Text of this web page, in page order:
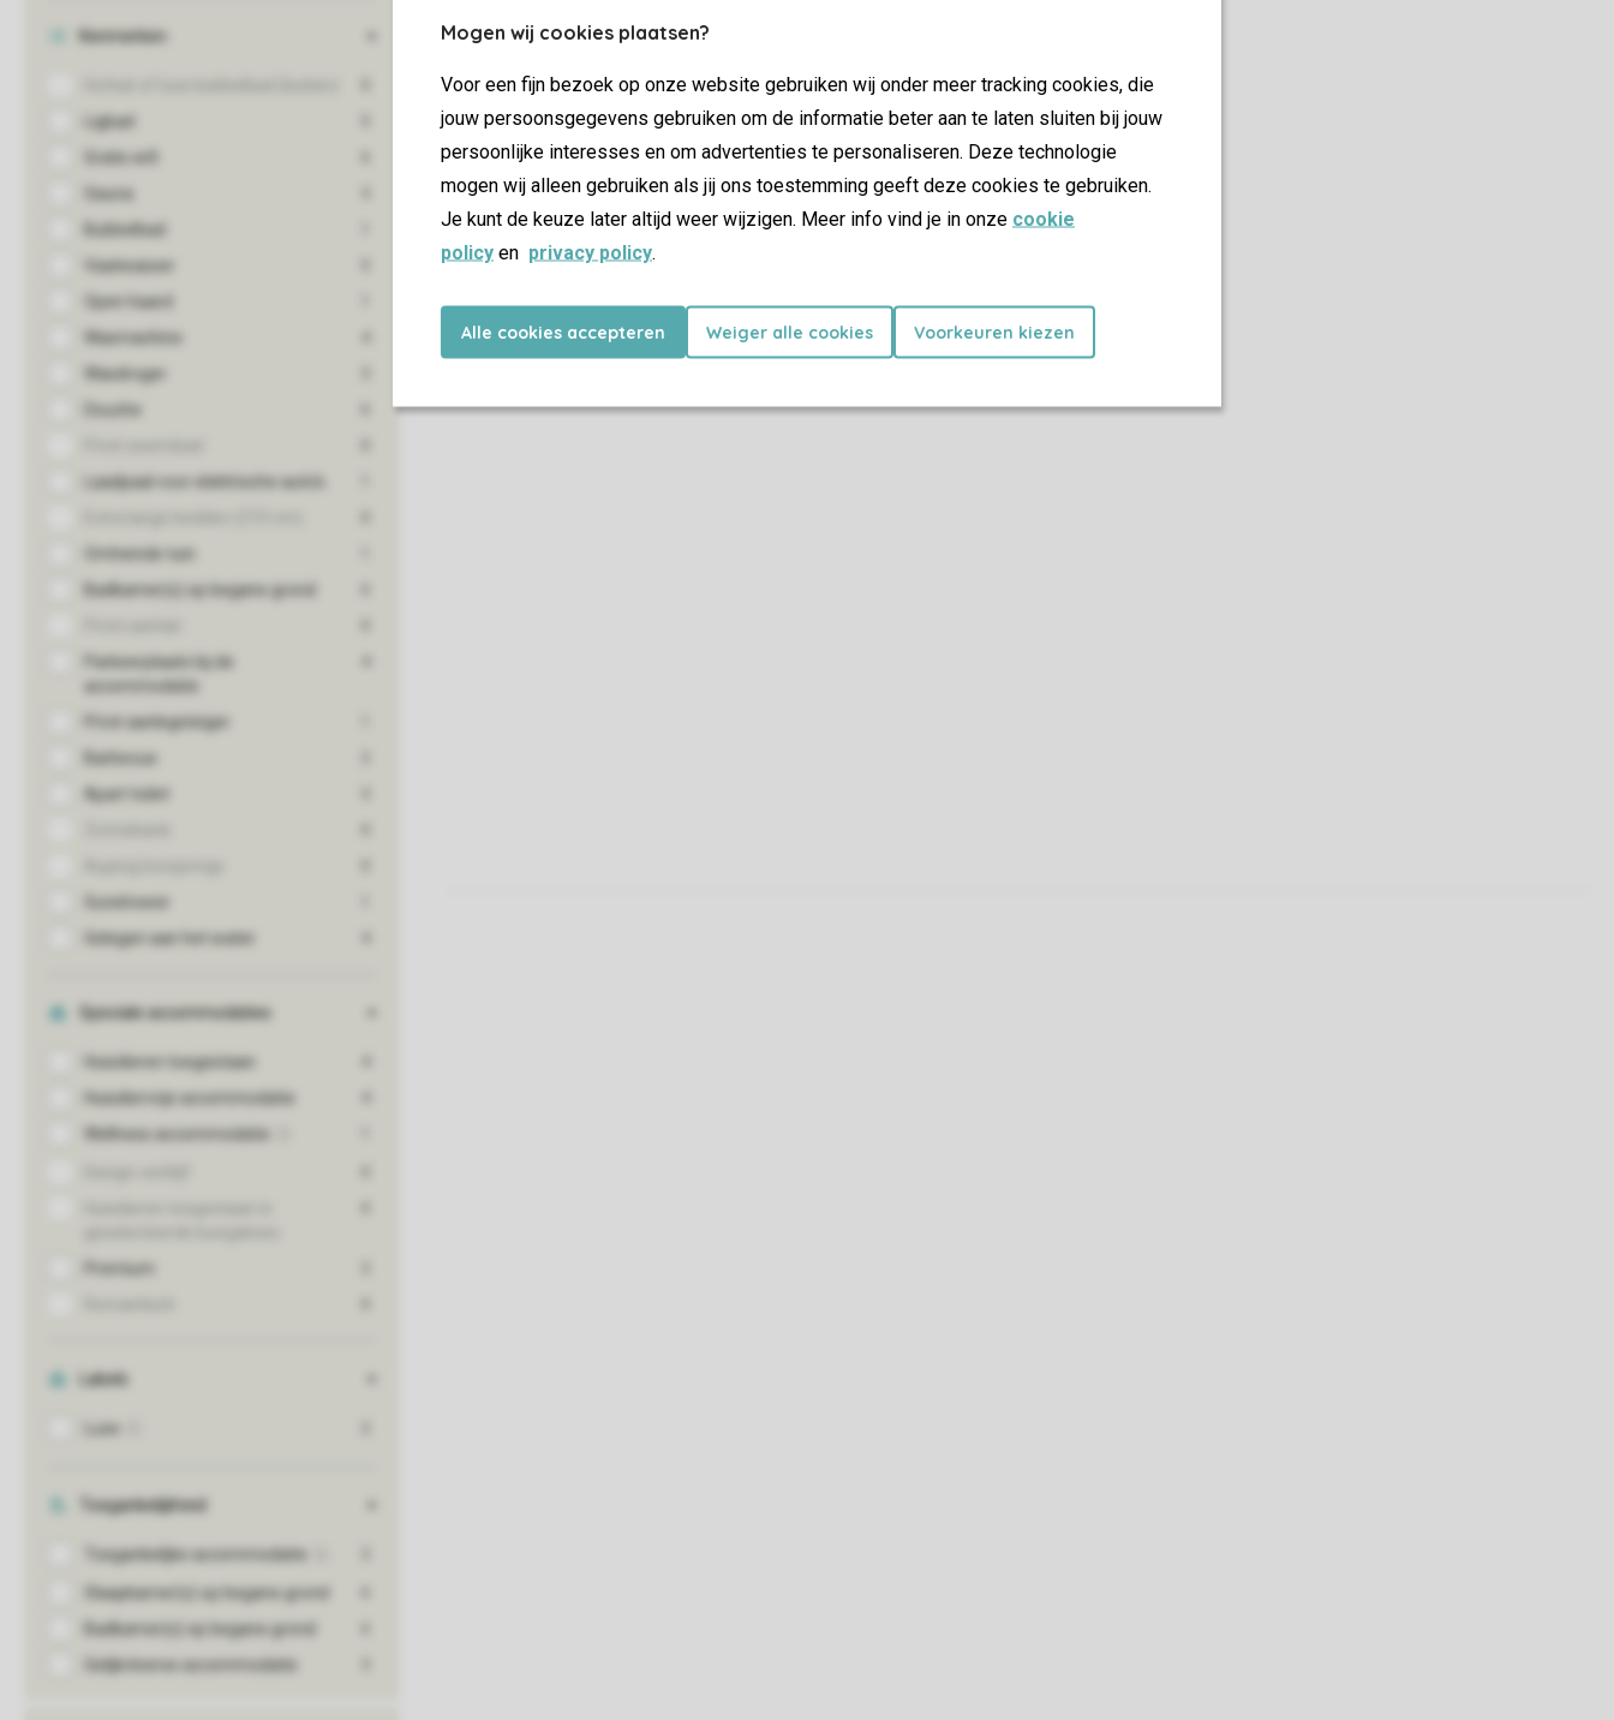
Mogen wij cookies plaatsen?
Voor een fijn bezoek op onze website gebruiken wij onder meer tracking cookies, die
jouw persoonsgegevens gebruiken om de informatie beter aan te laten sluiten bij jouw
persoonlijke interesses en om advertenties te personaliseren. Deze technologie
mogen wij alleen gebruiken als jij ons toestemming geeft deze cookies te gebruiken.
Je kunt de keuze later altijd weer wijzigen. Meer info vind je in onze cookie
policy en privacy policy.
Alle cookies accepteren Weiger alle cookies Voorkeuren kiezen